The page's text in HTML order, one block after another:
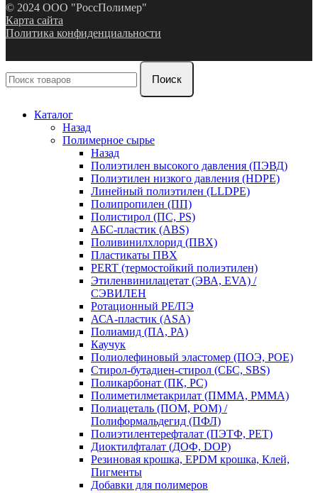
© 2024 ООО "РоссПолимер"
Карта сайта
Политика конфиденциальности
Поиск
Каталог
Назад
Полимерное сырье
Назад
Полиэтилен высокого давления (ПЭВД)
Полиэтилен низкого давления (HDPE)
Линейный полиэтилен (LLDPE)
Полипропилен (ПП)
Полистирол (ПС, PS)
АБС-пластик (ABS)
Поливинилхлорид (ПВХ)
Пластикаты ПВХ
PERT (термостойкий полиэтилен)
Этиленвинилацетат (ЭВА, EVA) /
СЭВИЛЕН
Ротационный PE/ПЭ
АСА-пластик (ASA)
Полиамид (ПА, PA)
Каучук
Полиолефиновый эластомер (ПОЭ, POE)
Стирол-бутадиен-стирол (СБС, SBS)
Поликарбонат (ПК, PC)
Полиметилметакрилат (ПММА, PMMA)
Полиацеталь (ПОМ, POM) /
Полиформальдегид (ПФЛ)
Полиэтилентерефталат (ПЭТФ, PET)
Диоктилфталат (ДОФ, DOP)
Резиновая крошка, EPDM крошка, Клей,
Пигменты
Добавки для полимеров